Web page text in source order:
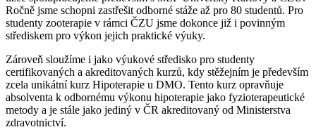
Ročně jsme schopni zastřešit odborné stáže až pro 80 studentů. Pro
studenty zooterapie v rámci ČZU jsme dokonce již i povinným
střediskem pro výkon jejich praktické výuky.
Zároveň sloužíme i jako výukové středisko pro studenty
certifikovaných a akreditovaných kurzů, kdy stěžejním je především
zcela unikátní kurz Hipoterapie u DMO. Tento kurz opravňuje
absolventa k odbornému výkonu hipoterapie jako fyzioterapeutické
metody a je stále jako jediný v ČR akreditovaný od Ministerstva
zdravotnictví.